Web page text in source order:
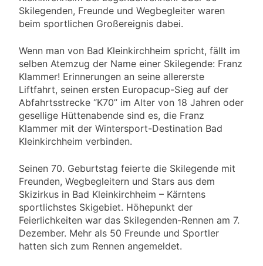
Skilegenden, Freunde und Wegbegleiter waren
beim sportlichen Großereignis dabei.
Wenn man von Bad Kleinkirchheim spricht, fällt im
selben Atemzug der Name einer Skilegende: Franz
Klammer! Erinnerungen an seine allererste
Liftfahrt, seinen ersten Europacup-Sieg auf der
Abfahrtsstrecke “K70” im Alter von 18 Jahren oder
gesellige Hüttenabende sind es, die Franz
Klammer mit der Wintersport-Destination Bad
Kleinkirchheim verbinden.
Seinen 70. Geburtstag feierte die Skilegende mit
Freunden, Wegbegleitern und Stars aus dem
Skizirkus in Bad Kleinkirchheim – Kärntens
sportlichstes Skigebiet. Höhepunkt der
Feierlichkeiten war das Skilegenden-Rennen am 7.
Dezember. Mehr als 50 Freunde und Sportler
hatten sich zum Rennen angemeldet.